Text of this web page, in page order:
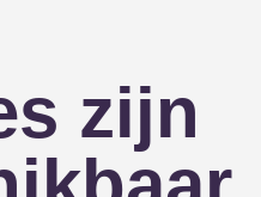
zijn